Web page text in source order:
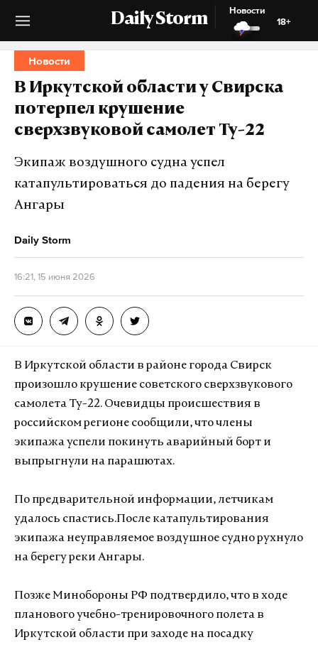
Daily Storm
Новости
18+
Новости
В Иркутской области у Свирска
потерпел крушение
сверхзвуковой самолет Ту-22
Экипаж воздушного судна успел
катапультироваться до падения на берегу
Ангары
Daily Storm
16:21, 15 июня 2026
В Иркутской области в районе города Свирск
произошло крушение советского сверхзвукового
самолета Ту-22. Очевидцы происшествия в
российском регионе сообщили, что члены
экипажа успели покинуть аварийный борт и
выпрыгнули на парашютах.
По предварительной информации, летчикам
удалось спастись.После катапультирования
экипажа неуправляемое воздушное судно рухнуло
на берегу реки Ангары.
Позже Минобороны РФ подтвердило, что в ходе
планового учебно-тренировочного полета в
Иркутской области при заходе на посадку